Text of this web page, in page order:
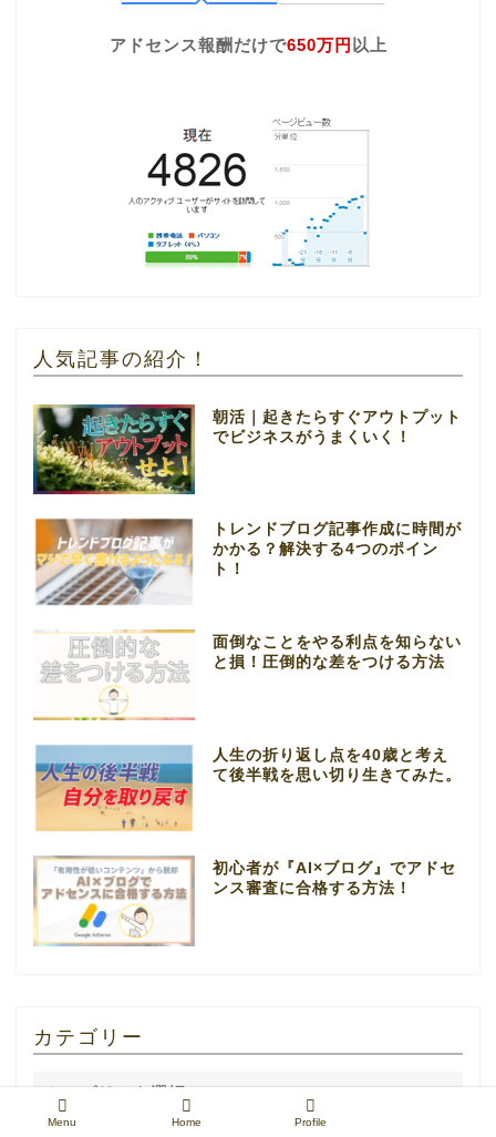
アドセンス報酬だけで650万円 以上
人気記事の紹介！
朝活｜起きたらすぐアウトプット
でビジネスがうまくいく！
トレンドブログ記事作成に時間が
かかる？解決する4つのポイン
ト！
面倒なことをやる利点を知らない
と損！圧倒的な差をつける方法
人生の折り返し点を40歳と考え
て後半戦を思い切り生きてみた。
初心者が『AI×ブログ』でアドセ
ンス審査に合格する方法！
カテゴリー
Menu Home Profile